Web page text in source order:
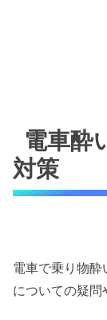
電車酔
対策
電車で乗り物
についての疑問